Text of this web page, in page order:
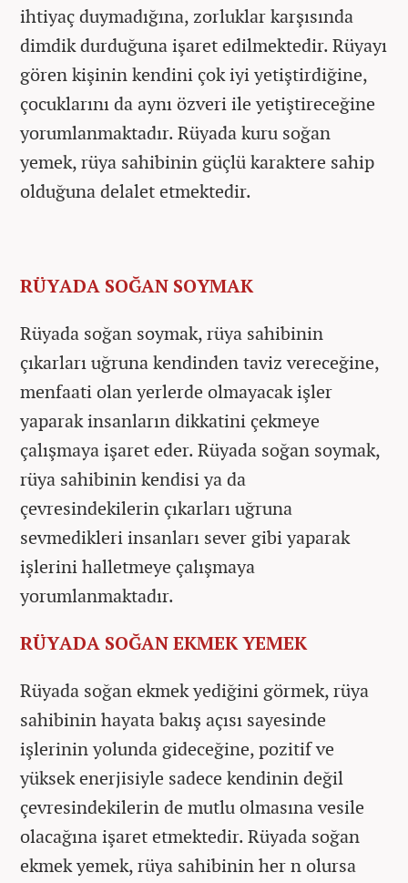
ihtiyaç duymadığına, zorluklar karşısında
dimdik durduğuna işaret edilmektedir. Rüyayı
gören kişinin kendini çok iyi yetiştirdiğine,
çocuklarını da aynı özveri ile yetiştireceğine
yorumlanmaktadır. Rüyada kuru soğan
yemek, rüya sahibinin güçlü karaktere sahip
olduğuna delalet etmektedir.
RÜYADA SOĞAN SOYMAK
Rüyada soğan soymak, rüya sahibinin
çıkarları uğruna kendinden taviz vereceğine,
menfaati olan yerlerde olmayacak işler
yaparak insanların dikkatini çekmeye
çalışmaya işaret eder. Rüyada soğan soymak,
rüya sahibinin kendisi ya da
çevresindekilerin çıkarları uğruna
sevmedikleri insanları sever gibi yaparak
işlerini halletmeye çalışmaya
yorumlanmaktadır.
RÜYADA SOĞAN EKMEK YEMEK
Rüyada soğan ekmek yediğini görmek, rüya
sahibinin hayata bakış açısı sayesinde
işlerinin yolunda gideceğine, pozitif ve
yüksek enerjisiyle sadece kendinin değil
çevresindekilerin de mutlu olmasına vesile
olacağına işaret etmektedir. Rüyada soğan
ekmek yemek, rüya sahibinin her n olursa